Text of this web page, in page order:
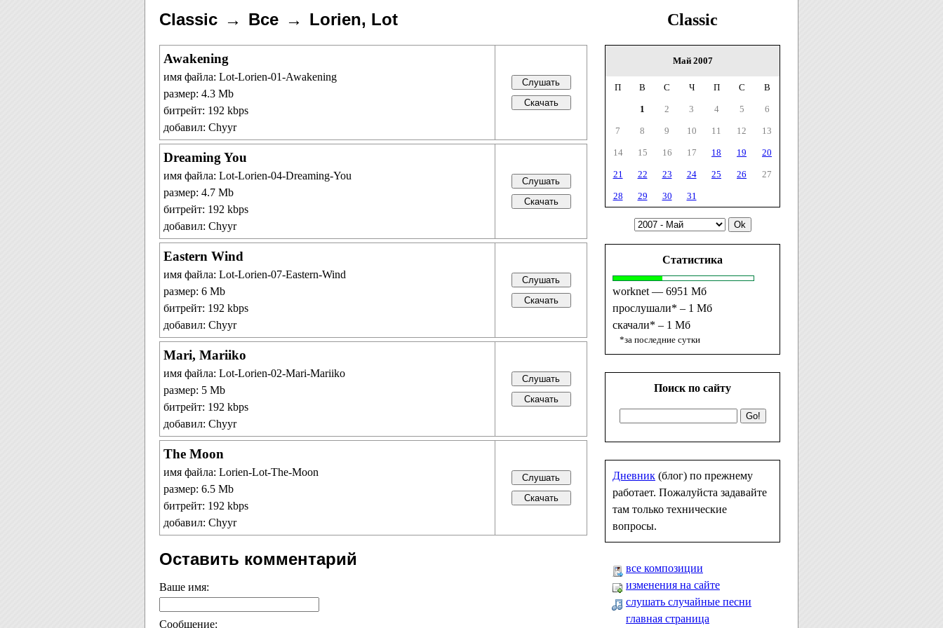
Classic
Май 2007
П В С Ч П С В
1 2 3 4 5 6
7 8 9 10 11 12 13
14 15 16 17 18 19 20
21 22 23 24 25 26 27
28 29 30 31
Статистика
worknet — 6951 Мб
прослушали* – 1 Мб
скачали* – 1 Мб
*за последние сутки
Поиск по сайту
Дневник (блог) по прежнему
работает. Пожалуйста задавайте
там только технические
вопросы.
все композиции
изменения на сайте
слушать случайные песни
главная страница
Classic Все Lorien, Lot
Awakening
имя файла: Lot-Lorien-01-Awakening
размер: 4.3 Mb
битрейт: 192 kbps
добавил: Chyyr
Dreaming You
имя файла: Lot-Lorien-04-Dreaming-You
размер: 4.7 Mb
битрейт: 192 kbps
добавил: Chyyr
Eastern Wind
имя файла: Lot-Lorien-07-Eastern-Wind
размер: 6 Mb
битрейт: 192 kbps
добавил: Chyyr
Mari, Mariiko
имя файла: Lot-Lorien-02-Mari-Mariiko
размер: 5 Mb
битрейт: 192 kbps
добавил: Chyyr
The Moon
имя файла: Lorien-Lot-The-Moon
размер: 6.5 Mb
битрейт: 192 kbps
добавил: Chyyr
Оставить комментарий
Ваше имя:
Сообщение: